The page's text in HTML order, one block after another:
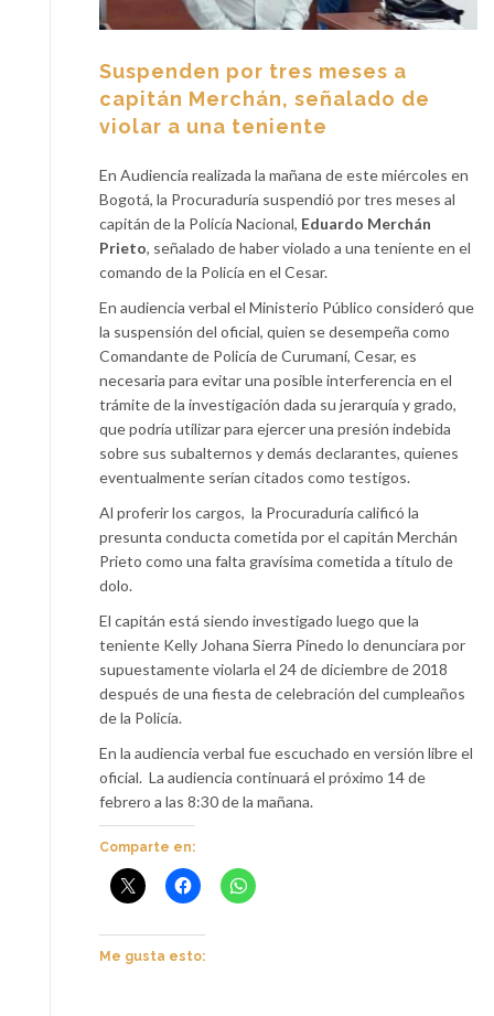
Suspenden por tres meses a
capitán Merchán, señalado de
violar a una teniente
En Audiencia realizada la mañana de este miércoles en
Bogotá, la Procuraduría suspendió por tres meses al
capitán de la Policía Nacional, Eduardo Merchán
Prieto, señalado de haber violado a una teniente en el
comando de la Policía en el Cesar.
En audiencia verbal el Ministerio Público consideró que
la suspensión del oficial, quien se desempeña como
Comandante de Policía de Curumaní, Cesar, es
necesaria para evitar una posible interferencia en el
trámite de la investigación dada su jerarquía y grado,
que podría utilizar para ejercer una presión indebida
sobre sus subalternos y demás declarantes, quienes
eventualmente serían citados como testigos.
Al proferir los cargos, la Procuraduría calificó la
presunta conducta cometida por el capitán Merchán
Prieto como una falta gravísima cometida a título de
dolo.
El capitán está siendo investigado luego que la
teniente Kelly Johana Sierra Pinedo lo denunciara por
supuestamente violarla el 24 de diciembre de 2018
después de una fiesta de celebración del cumpleaños
de la Policía.
En la audiencia verbal fue escuchado en versión libre el
oficial. La audiencia continuará el próximo 14 de
febrero a las 8:30 de la mañana.
Comparte en:
Me gusta esto: